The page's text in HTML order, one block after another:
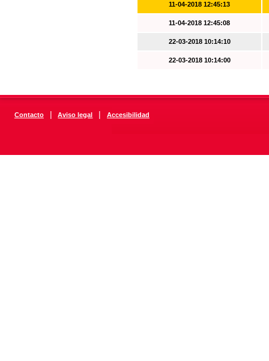
11-04-2018 12:45:13
11-04-2018 12:45:08
22-03-2018 10:14:10
22-03-2018 10:14:00
Contacto | Aviso legal | Accesibilidad